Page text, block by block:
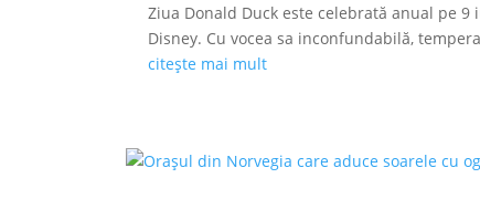
Ziua Donald Duck este celebrată anual pe
Disney. Cu vocea sa inconfundabilă,
citește mai mult